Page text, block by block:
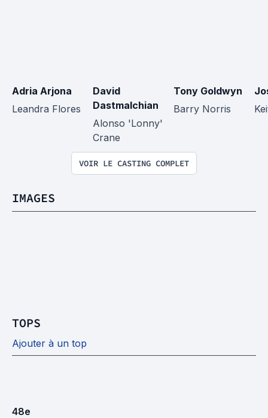
Adria Arjona
Leandra Flores
David
Dastmalchian
Alonso 'Lonny'
Crane
Tony Goldwyn
Barry Norris
VOIR LE CASTING COMPLET
IMAGES
TOPS
Ajouter à un top
48e